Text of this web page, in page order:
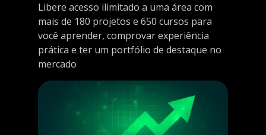
Libere acesso ilimitado a uma área com
mais de 180 projetos e 650 cursos para
você aprender, comprovar experiência
prática e ter um portfólio de destaque no
mercado